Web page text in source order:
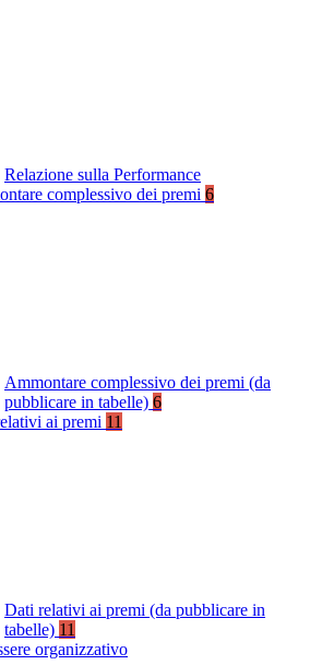
Relazione sulla Performance
complessivo dei premi 6
Ammontare complessivo dei premi (da
pubblicare in tabelle) 6
ai premi 11
Dati relativi ai premi (da pubblicare in
tabelle) 11
organizzativo